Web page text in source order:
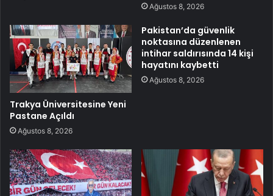
Ağustos 8, 2026
Trakya Üniversitesine Yeni
Pastane Açıldı
Ağustos 8, 2026
Pakistan’da güvenlik
noktasına düzenlenen
intihar saldırısında 14 kişi
hayatını kaybetti
Ağustos 8, 2026